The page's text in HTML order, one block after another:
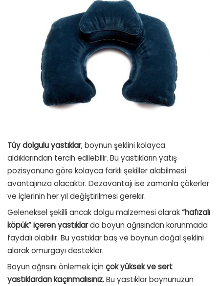
Tüy dolgulu yastıklar, boynun şeklini kolayca
aldıklarından tercih edilebilir. Bu yastıkların yatış
pozisyonuna göre kolayca farklı şekiller alabilmesi
avantajınıza olacaktır. Dezavantajı ise zamanla çökerler
ve içlerinin her yıl değiştirilmesi gerekir.
Geleneksel şekilli ancak dolgu malzemesi olarak“hafızalı
köpük” içeren yastıklarda boyun ağrısından korunmada
faydalı olabilir. Bu yastıklar baş ve boynun doğal şeklini
alarak omurgayı destekler.
Boyun ağrısını önlemek için çok yüksek ve sert
yastıklardan kaçınmalısınız.Bu yastıklar boynunuzun